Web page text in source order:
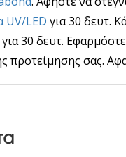
UV/LED για 30 δευτ.
30 δευτ.
προτείμησης σας.